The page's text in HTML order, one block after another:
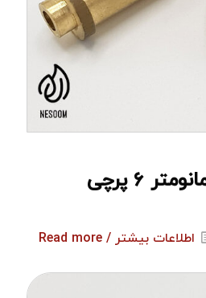
۶ پرچی
اطلاعات بیشتر / Read more